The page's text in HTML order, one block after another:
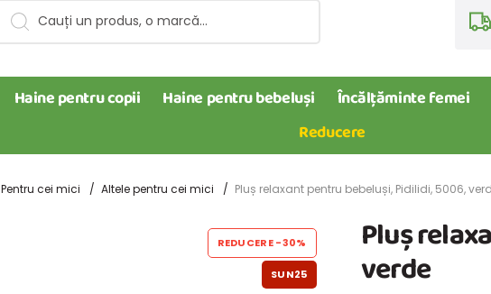
Haine pentru copii Haine pentru bebeluși Încălțăminte femei
Reducere
Pentru cei mici Altele pentru cei mici Pluș relaxant pentru bebeluși, Pidilidi, 5006,
Pluș
verde
REDUCERE-30%
SUN25